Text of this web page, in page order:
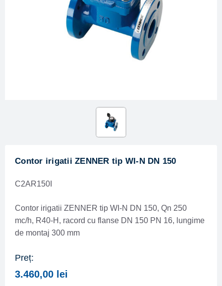
Contor irigatii ZENNER tip WI-N DN 150
C2AR150I
Contor irigatii ZENNER tip WI-N DN 150, Qn 250
mc/h, R40-H, racord cu flanse DN 150 PN 16, lungime
de montaj 300 mm
Preț:
3.460,00 lei